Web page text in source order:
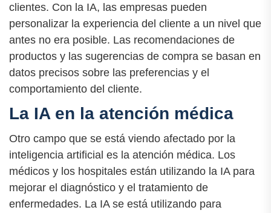
clientes. Con la IA, las empresas pueden
personalizar la experiencia del cliente a un nivel que
antes no era posible. Las recomendaciones de
productos y las sugerencias de compra se basan en
datos precisos sobre las preferencias y el
comportamiento del cliente.
La IA en la atención médica
Otro campo que se está viendo afectado por la
inteligencia artificial es la atención médica. Los
médicos y los hospitales están utilizando la IA para
mejorar el diagnóstico y el tratamiento de
enfermedades. La IA se está utilizando para